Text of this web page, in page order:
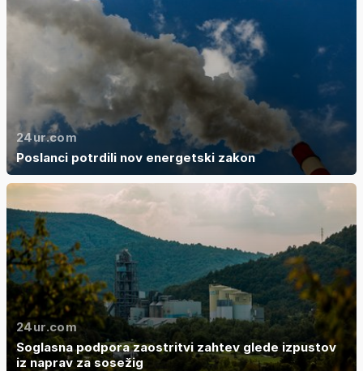
24ur.com
Poslanci potrdili nov energetski zakon
24ur.com
Soglasna podpora zaostritvi zahtev glede izpustov
iz naprav za sosežig